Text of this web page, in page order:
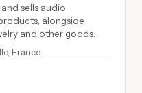
sells audio
alongside
and other goods.
France